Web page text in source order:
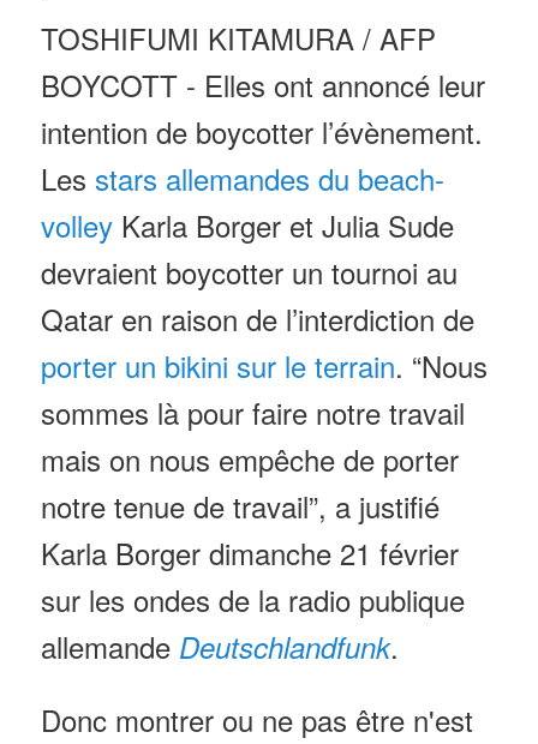
TOSHIFUMI KITAMURA / AFP
BOYCOTT - Elles ont annoncé leur
intention de boycotter l’évènement.
Les stars allemandes du beach-
volley Karla Borger et Julia Sude
devraient boycotter un tournoi au
Qatar en raison de l’interdiction de
porter un bikini sur le terrain. “Nous
sommes là pour faire notre travail
mais on nous empêche de porter
notre tenue de travail”, a justifié
Karla Borger dimanche 21 février
sur les ondes de la radio publique
allemande Deutschlandfunk.
Donc montrer ou ne pas être n'est